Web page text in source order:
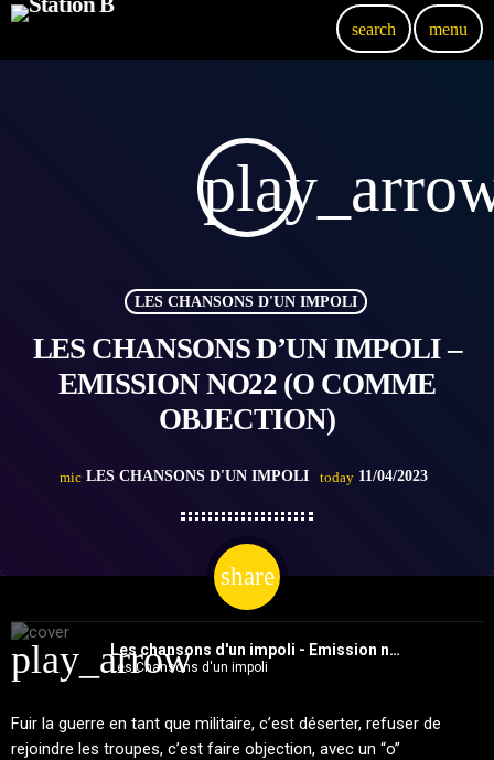
search menu
LES CHANSONS D'UN IMPOLI
LES CHANSONS D’UN IMPOLI –
EMISSION NO22 (O COMME
OBJECTION)
mic LES CHANSONS D'UN IMPOLI today 11/04/2023
share
email
play_arrow Les chansons d'un impoli - Emission no22 (O comme Objection)
Les Chansons d'un impoli
Fuir la guerre en tant que militaire, c’est déserter, refuser de
rejoindre les troupes, c’est faire objection, avec un “o”